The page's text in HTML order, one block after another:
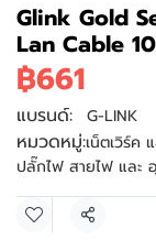
Glink Gold
Lan Cable
฿661
แบรนด์: G-LINK
หมวดหมู่:เน็ตเวิร์ค
ปลั๊กไฟ สายไฟ และ
แชร์